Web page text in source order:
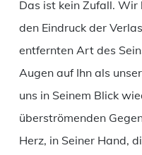
Das ist kein Zufall. Wir
den Eindruck der
entfernten Art des
Augen auf Ihn als
uns in Seinem Blick
überströmenden
Herz, in Seiner Hand,